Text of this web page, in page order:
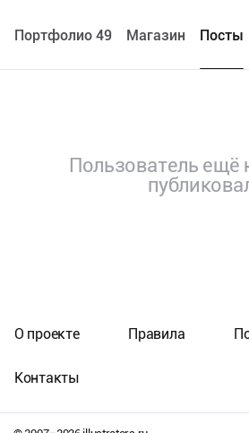
Портфолио 49 Maгазин Посты
Пользователь ещё
О проекте Правила
Контакты